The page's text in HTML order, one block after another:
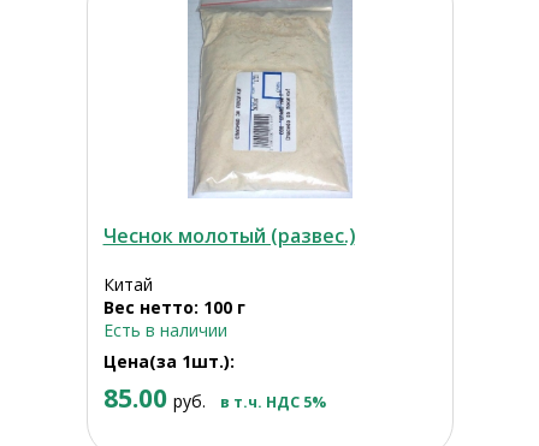
Чеснок молотый (развес.)
Китай
Вес нетто: 100 г
Есть в наличии
Цена(за 1шт.):
85.00 руб. в т.ч. НДС 5%